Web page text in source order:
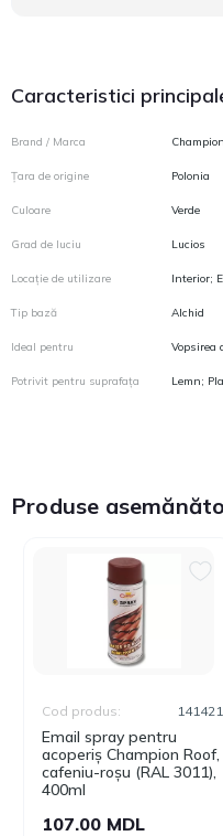
Caracteristici
Brand / Marca Champion
Țara de origine Polonia
Culoare Verde
Grad de luciu Lucios
Locație de utilizare Interior;
Tip bază Alchid
Ideal pentru Vopsirea
Potrivit pentru suprafața Lemn;
Produse
Email spray pentru
acoperiș Champion Roof,
cafeniu-roșu (RAL 3011),
400ml
Cod produs: 141421
107.00 MDL